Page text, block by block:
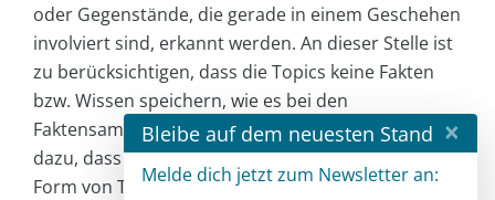
oder Gegenstände, die gerade in einem Geschehen
involviert sind, erkannt werden. An dieser Stelle ist
zu berücksichtigen, dass die Topics keine Fakten
bzw. Wissen speichern, wie es bei den
Faktensammlern der Fall war. Sie dienen lediglich
dazu, dass die Fakteninterpreten aus Fakten in
Form von Tripels und Topics die richtigen
Bleibe auf dem neuesten Stand ×
Melde dich jetzt zum Newsletter an: